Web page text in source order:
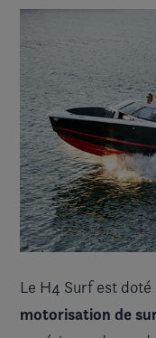
Le H4 Surf est doté
motorisation de